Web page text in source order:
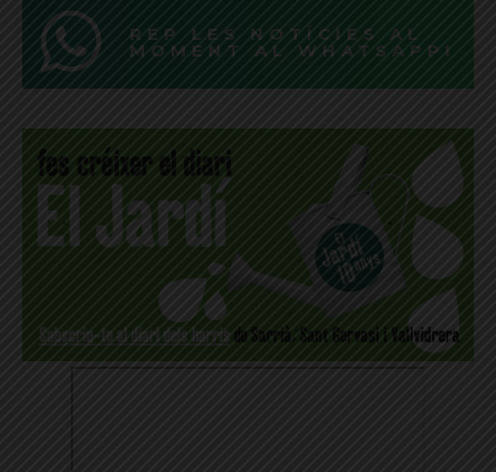
REP LES NOTÍCIES AL
MOMENT AL WHATSAPP!